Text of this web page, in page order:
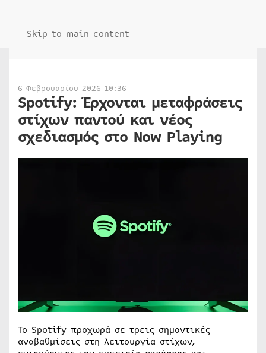
Skip to main content
6 Φεβρουαρίου 2026 10:36
Spotify: Έρχονται μεταφράσεις
στίχων παντού και νέος
σχεδιασμός στο Now Playing
Το Spotify προχωρά σε τρεις σημαντικές
αναβαθμίσεις στη λειτουργία στίχων,